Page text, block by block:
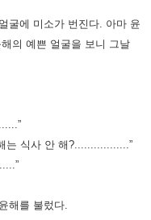
굴에 미소가 번진다. 아마 윤
해의 예쁜 얼굴을 보니 그날
는 식사 안 해?.................”
해를 불렀다.